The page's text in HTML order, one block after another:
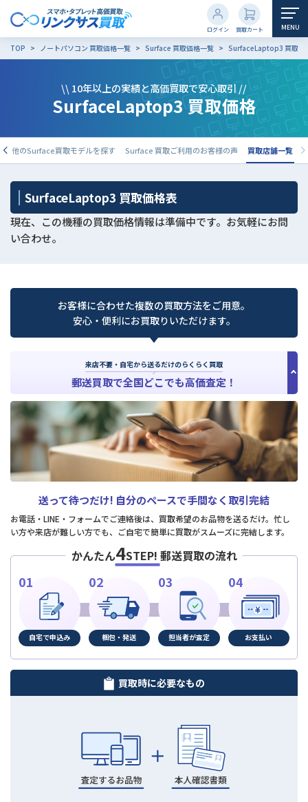
買取カート
ログイン MENU
TOP ノートパソコン 買取価格一覧 Surface 買取価格一覧 SurfaceLaptop3 買取価
\\ 10年以上の実績と高価買取で安心取引 //
SurfaceLaptop3 買取価格
他のSurface買取モデルを探す Surface 買取ご利用のお客様の声 買取店舗一覧
SurfaceLaptop3 買取価格表
現在、この機種の買取価格情報は準備中です。お気軽にお問
い合わせ。
お客様に合わせた複数の買取方法をご用意。
安心・便利にお買取りいただけます。
来店不要・自宅から送るだけのらくらく買取
郵送買取で全国どこでも高価査定！
送って待つだけ! 自分のペースで手間なく取引完結
お電話・LINE・フォームでご連絡後は、買取希望のお品物を送るだけ。忙し
い方や来店が難しい方でも、ご自宅で簡単に買取がスムーズに完結します。
かんたん4STEP! 郵送買取の流れ
自宅で申込み 梱包・発送 担当者が査定 お支払い
買取時に必要なもの